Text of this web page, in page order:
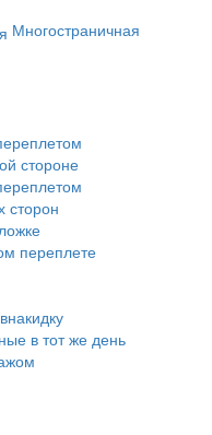
Многостраничная
стороне
сторон
переплете
в тот же день